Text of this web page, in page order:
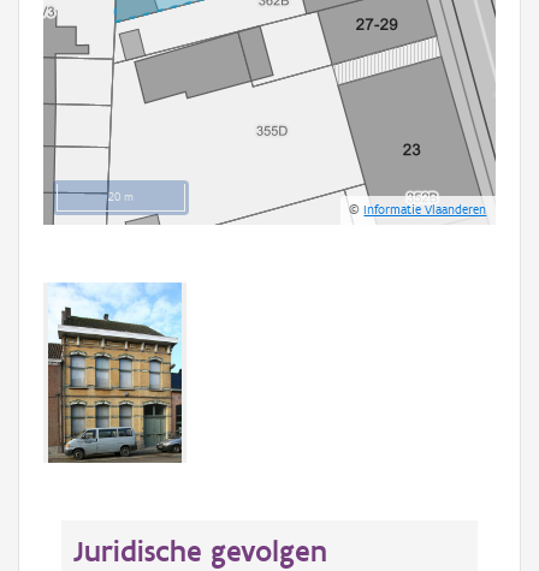
20 m
©Informatie Vlaanderen
Juridische gevolgen